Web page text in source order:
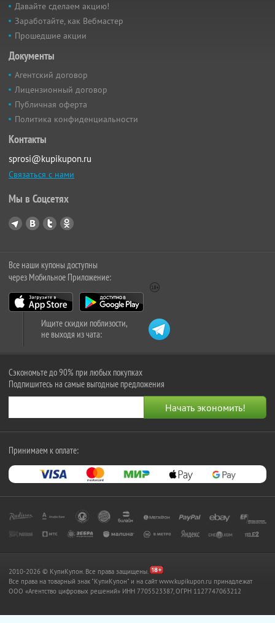
Давайте сделаем акцию!
Заработайте, как Вебмастер
Прошедшие акции
Документы
Агентский договор
Лицензионный договор
Публичная оферта
Политика конфиденциальности
Контакты
sprosi@kupikupon.ru
Связаться с нами
Мы в Соцсетях
Все наши купоны доступны
через Мобильное Приложение:
Ищите скидки поблизости,
не выходя из чата:
Сэкономьте до 90% при любых покупках
Подпишитесь на самые выгодные предложения
Принимаем к оплате:
2010-2026 © КупиКупон. Все права защищены.
Все права на товарный знак "КупиКупон" и на сайт www.kupikupon.ru принадлежат
OOO «Агентство цифровых решений» ИНН 7705523387, ОГРН 1127747063212